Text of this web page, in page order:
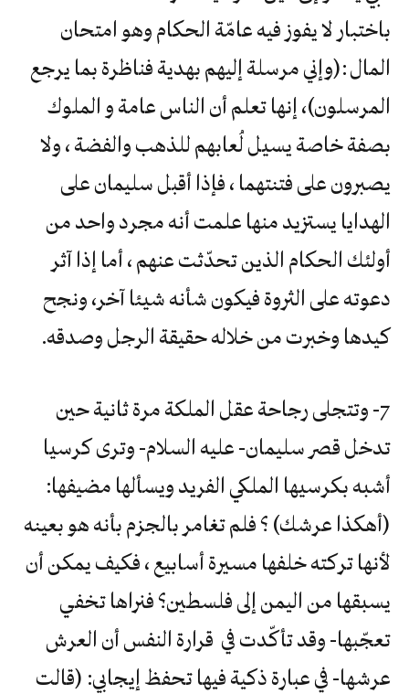
باختبار لا يفوز فيه عامّة الحكام وهو امتحان
المال :(وإني مرسلة إليهم بهدية فناظرة بما يرجع
المرسلون)، إنها تعلم أن الناس عامة و الملوك
بصفة خاصة يسيل لُعابهم للذهب والفضة ، ولا
يصبرون على فتنتهما ، فإذا أقبل سليمان على
الهدايا يستزيد منها علمت أنه مجرد واحد من
أولئك الحكام الذين تحدّثت عنهم ، أما إذا آثر
دعوته على الثروة فيكون شأنه شيئا آخر، ونجح
كيدها وخبرت من خلاله حقيقة الرجل وصدقه.
7- وتتجلى رجاحة عقل الملكة مرة ثانية حين
تدخل قصر سليمان- عليه السلام- وترى كرسيا
أشبه بكرسيها الملكي الفريد ويسألها مضيفها:
(أهكذا عرشك) ؟ فلم تغامر بالجزم بأنه هو بعينه
لأنها تركته خلفها مسيرة أسابيع ، فكيف يمكن أن
يسبقها من اليمن إلى فلسطين؟ فنراها تخفي
تعجّبها- وقد تأكّدت في قرارة النفس أن العرش
عرشها- في عبارة ذكية فيها تحفظ إيجابي: (قالت